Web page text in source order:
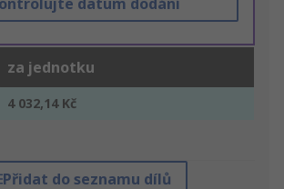
datum dodání
za jednotku
4 032,14 Kč
Přidat do seznamu dílů